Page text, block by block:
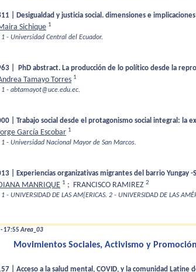
| Desigualdad y justicia social. dimensiones e
Sichique 1
1 - Universidad Central del Ecuador.
| PhD abstract. La producción de lo político desde la
Tamayo Torres 1
1 - abtamayot@uce.edu.ec.
| Trabajo social desde el protagonismo social integral: la
García Escobar 1
1 - Universidad Nacional Mayor de San Marcos.
| Experiencias organizativas migrantes del barrio Yungay -
MANRIQUE 1 ; FRANCISCO RAMIREZ 2
1 - UNIVERSIDAD DE LAS AM{ERICAS. 2 - UNIVERSIDAD DE LAS
- 17:55Area_03
Movimientos Sociales, Activismo y
| Acceso a la salud mental, COVID, y la comunidad Latine